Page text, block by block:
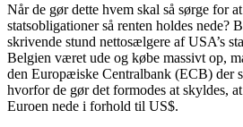
Når de gør dette hvem skal så sørge for
statsobligationer så renten holdes nede?
skrivende stund nettosælgere af USA’s
Belgien været ude og købe massivt op,
den Europæiske Centralbank (ECB) der
hvorfor de gør det formodes at skyldes,
Euroen nede i forhold til US$.